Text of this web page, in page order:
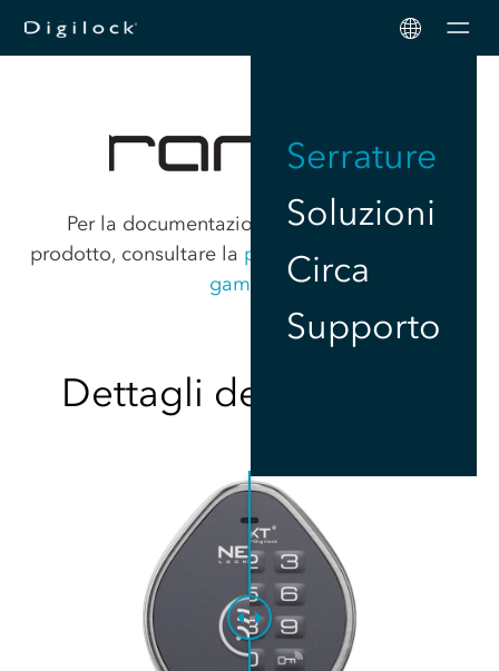
Serrature
Soluzioni
Circa
Supporto
Per la documentazione e le istruzioni sul
prodotto, consultare la pagina di supporto della
gamma
.
Dettagli del prodotto